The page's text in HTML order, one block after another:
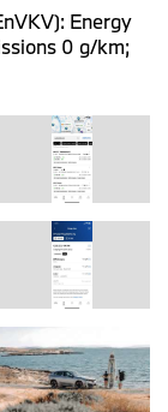
Energy
0 g/km;